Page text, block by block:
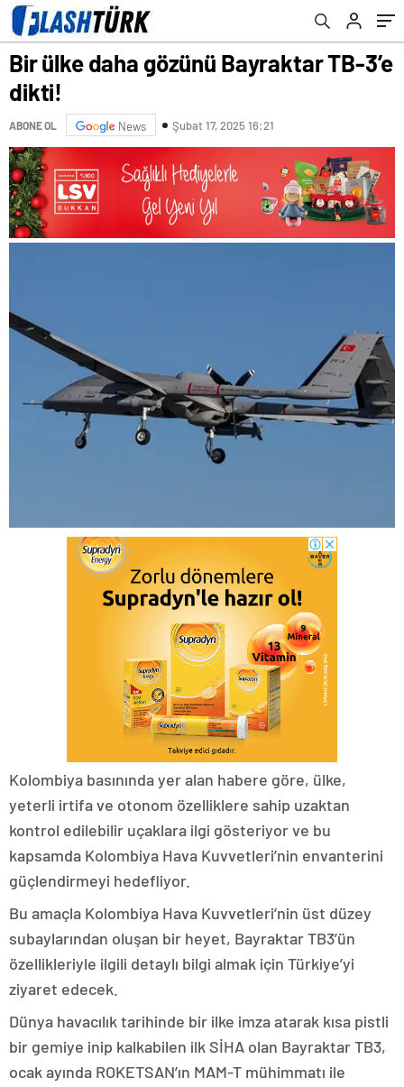
Bir ülke daha gözünü Bayraktar TB-3’e
dikti!
ABONE OL News Şubat 17, 2025 16:21
Kolombiya basınında yer alan habere göre, ülke,
yeterli irtifa ve otonom özelliklere sahip uzaktan
kontrol edilebilir uçaklara ilgi gösteriyor ve bu
kapsamda Kolombiya Hava Kuvvetleri’nin envanterini
güçlendirmeyi hedefliyor.
Bu amaçla Kolombiya Hava Kuvvetleri’nin üst düzey
subaylarından oluşan bir heyet, Bayraktar TB3’ün
özellikleriyle ilgili detaylı bilgi almak için Türkiye’yi
ziyaret edecek.
Dünya havacılık tarihinde bir ilke imza atarak kısa pistli
bir gemiye inip kalkabilen ilk SİHA olan Bayraktar TB3,
ocak ayında ROKETSAN’ın MAM-T mühimmatı ile